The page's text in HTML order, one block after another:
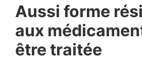
Aussi forme
aux
être traitée